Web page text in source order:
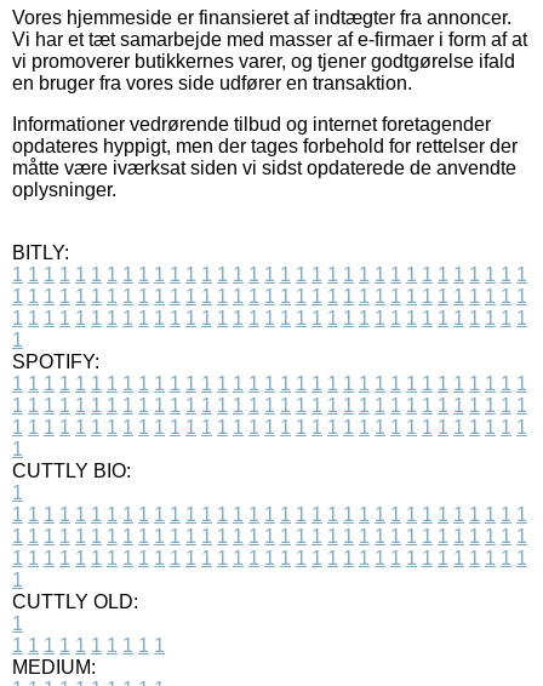
Vores hjemmeside er finansieret af indtægter fra annoncer.
Vi har et tæt samarbejde med masser af e-firmaer i form af at
vi promoverer butikkernes varer, og tjener godtgørelse ifald
en bruger fra vores side udfører en transaktion.
Informationer vedrørende tilbud og internet foretagender
opdateres hyppigt, men der tages forbehold for rettelser der
måtte være iværksat siden vi sidst opdaterede de anvendte
oplysninger.
BITLY:
1 1 1 1 1 1 1 1 1 1 1 1 1 1 1 1 1 1 1 1 1 1 1 1 1 1 1 1 1 1 1 1 1
1 1 1 1 1 1 1 1 1 1 1 1 1 1 1 1 1 1 1 1 1 1 1 1 1 1 1 1 1 1 1 1 1
1 1 1 1 1 1 1 1 1 1 1 1 1 1 1 1 1 1 1 1 1 1 1 1 1 1 1 1 1 1 1 1 1
1
SPOTIFY:
1 1 1 1 1 1 1 1 1 1 1 1 1 1 1 1 1 1 1 1 1 1 1 1 1 1 1 1 1 1 1 1 1
1 1 1 1 1 1 1 1 1 1 1 1 1 1 1 1 1 1 1 1 1 1 1 1 1 1 1 1 1 1 1 1 1
1 1 1 1 1 1 1 1 1 1 1 1 1 1 1 1 1 1 1 1 1 1 1 1 1 1 1 1 1 1 1 1 1
1
CUTTLY BIO:
1
1 1 1 1 1 1 1 1 1 1 1 1 1 1 1 1 1 1 1 1 1 1 1 1 1 1 1 1 1 1 1 1 1
1 1 1 1 1 1 1 1 1 1 1 1 1 1 1 1 1 1 1 1 1 1 1 1 1 1 1 1 1 1 1 1 1
1 1 1 1 1 1 1 1 1 1 1 1 1 1 1 1 1 1 1 1 1 1 1 1 1 1 1 1 1 1 1 1 1
1
CUTTLY OLD:
1
1 1 1 1 1 1 1 1 1 1
MEDIUM: